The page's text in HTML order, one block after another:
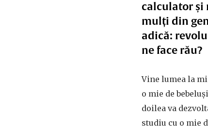
calculator și
mulți din
adică:
ne face rău?
Vine lumea la
o mie de
doilea va
studiu cu o mie